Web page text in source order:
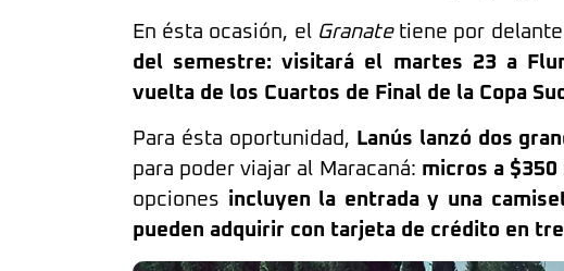
En ésta ocasión, el Granatetiene por delante
del semestre: visitará el martes 23 a
vuelta de los Cuartos de Final de la Copa
Para ésta oportunidad, Lanús lanzó dos
para poder viajar al Maracaná: micros a
opciones incluyen la entrada y una
pueden adquirir con tarjeta de crédito en